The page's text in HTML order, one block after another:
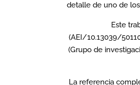
detalle de uno de
Este
(AEI/10.13039/
(Grupo de
La referencia